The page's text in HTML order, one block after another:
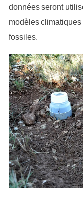
données seront
modèles
fossiles.